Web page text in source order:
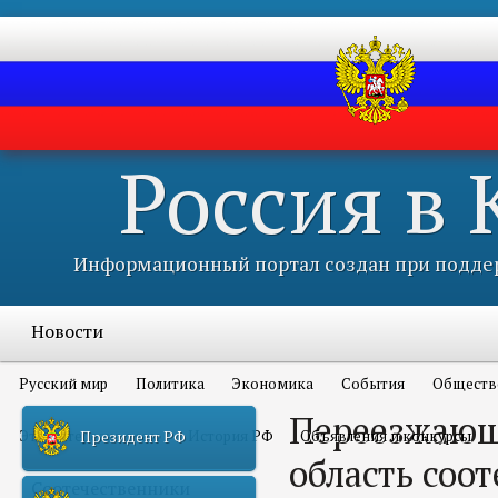
Россия в
Информационный портал создан при
Новости
Русский мир Политика Экономика События
Это интересно всем История РФ Объявления и конкурсы
Соотечественники
Президент РФ
область